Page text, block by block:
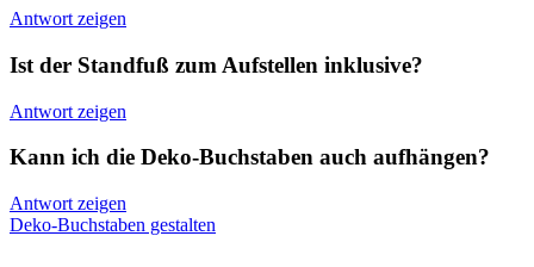
Antwort zeigen
Ist der Standfuß zum Aufstellen inklusive?
Antwort zeigen
Kann ich die Deko-Buchstaben auch aufhängen?
Antwort zeigen
Deko-Buchstaben gestalten